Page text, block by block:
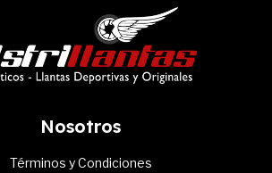
Nosotros
Términos y Condiciones